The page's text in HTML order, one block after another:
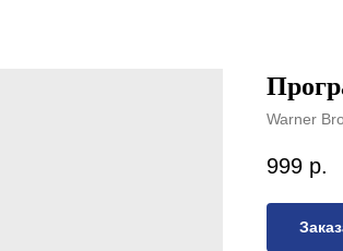
Warner
999 р.